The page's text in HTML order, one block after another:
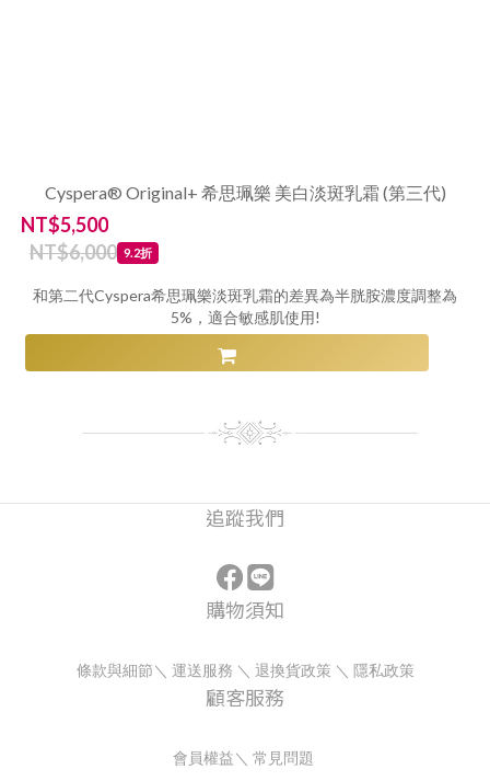
Cyspera® Original+ 希思珮樂 美白淡斑乳霜 (第三代)
NT$5,500
NT$6,000 9.2折
和第二代Cyspera希思珮樂淡斑乳霜的差異為半胱胺濃度調整為
5%，適合敏感肌使用!
追蹤我們
購物須知
條款與細節＼ 運送服務 ＼ 退換貨政策 ＼ 隱私政策
顧客服務
會員權益＼ 常見問題